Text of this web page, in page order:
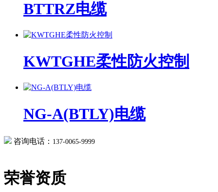
BTTRZ电缆
KWTGHE柔性防火控制
NG-A(BTLY)电缆
咨询电话： 137-0065-9999
荣誉资质